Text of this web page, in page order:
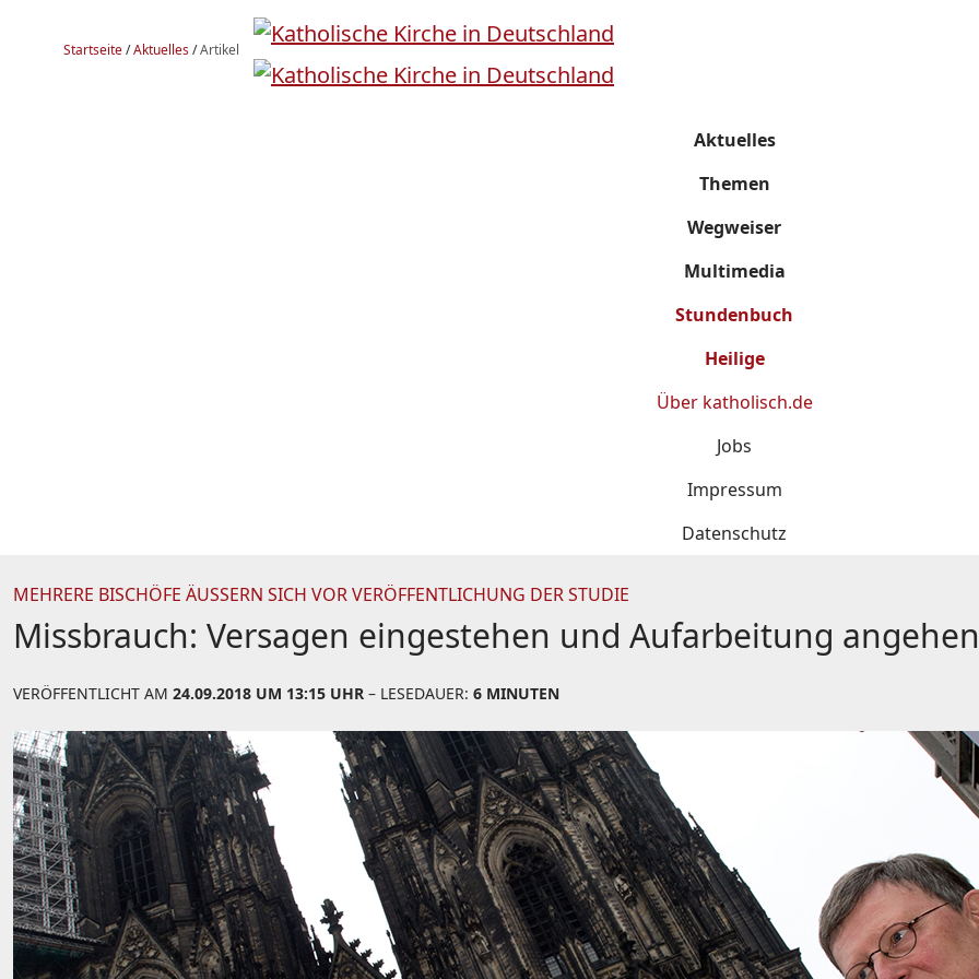
Startseite/Aktuelles/Artikel
Aktuelles
Themen
Wegweiser
Multimedia
Stundenbuch
Heilige
Über katholisch.de
Jobs
Impressum
Datenschutz
MEHRERE BISCHÖFE ÄUSSERN SICH VOR VERÖFFENTLICHUNG DER STUDIE
Missbrauch: Versagen eingestehen und Aufarbeitung angehen
VERÖFFENTLICHT AM 24.09.2018 UM 13:15 UHR – LESEDAUER: 6 MINUTEN